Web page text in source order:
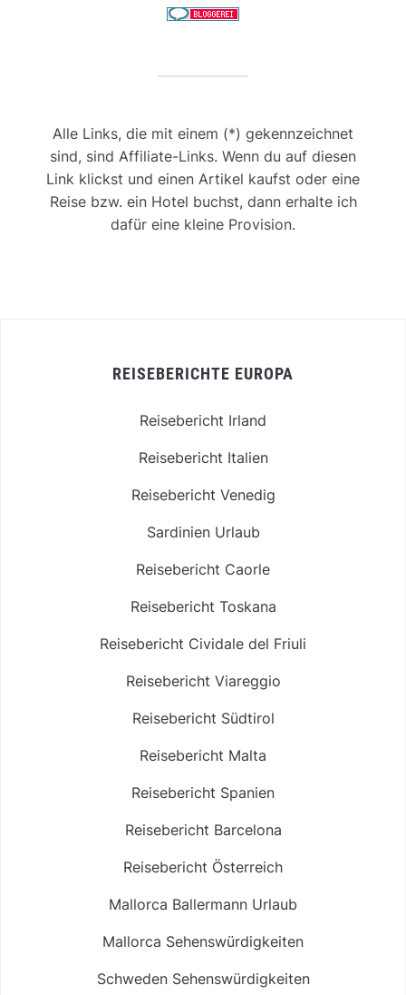
Alle Links, die mit einem (*) gekennzeichnet
sind, sind Affiliate-Links. Wenn du auf diesen
Link klickst und einen Artikel kaufst oder eine
Reise bzw. ein Hotel buchst, dann erhalte ich
dafür eine kleine Provision.
REISEBERICHTE EUROPA
Reisebericht Irland
Reisebericht Italien
Reisebericht Venedig
Sardinien Urlaub
Reisebericht Caorle
Reisebericht Toskana
Reisebericht Cividale del Friuli
Reisebericht Viareggio
Reisebericht Südtirol
Reisebericht Malta
Reisebericht Spanien
Reisebericht Barcelona
Reisebericht Österreich
Mallorca Ballermann Urlaub
Mallorca Sehenswürdigkeiten
Schweden Sehenswürdigkeiten